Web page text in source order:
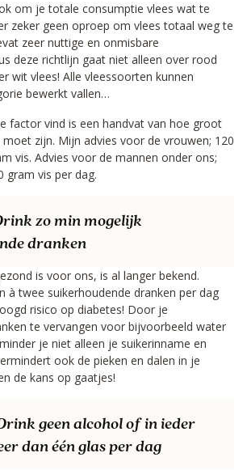
om je totale consumptie vlees wat te
zeker geen oproep om vlees totaal weg te
zeer nuttige en onmisbare
deze richtlijn gaat niet alleen over rood
wit vlees! Alle vleessoorten kunnen
bewerkt vallen…
factor vind is een handvat van hoe groot
zijn. Mijn advies voor de vrouwen; 120
vis. Advies voor de mannen onder ons;
gram vis per dag.
zo min mogelijk
dranken
is voor ons, is al langer bekend.
à twee suikerhoudende dranken per dag
risico op diabetes! Door je
te vervangen voor bijvoorbeeld water
je niet alleen je suikerinname en
ook de pieken en dalen in je
de kans op gaatjes!
geen alcohol of in ieder
dan één glas per dag